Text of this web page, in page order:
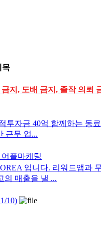
목
지, 도배 금지, 졸작 의뢰
자금 40억 함께하는 동
근무 업...
플마케팅
입니다. 리워드앱과
의 매출을 낼 ...
10)